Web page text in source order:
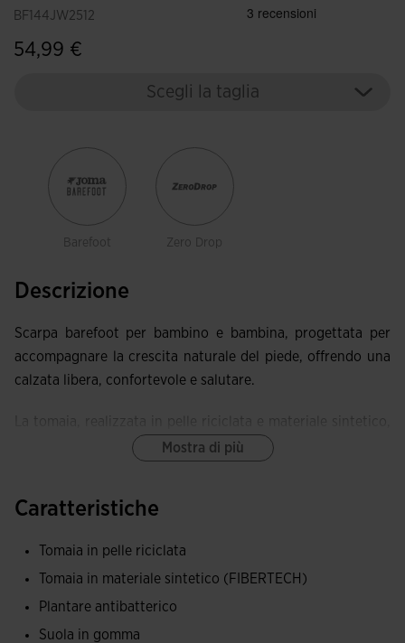
BF144JW2512
54,99 €
Scegli la taglia
Barefoot Zero Drop
Descrizione
Scarpa barefoot per bambino e bambina, progettata per
accompagnare la crescita naturale del piede, offrendo una
calzata libera, confortevole e salutare.
garantisce durabilità, flessibilità e traspirabilità, offrendo
odori e assorbe il sudore rapidamente, mantenendo i piedi
freschi e asciutti per tutto il giorno.
Mostra di più
Caratteristiche
Tomaia in pelle riciclata
Tomaia in materiale sintetico (FIBERTECH)
Plantare antibatterico
Suola in gomma